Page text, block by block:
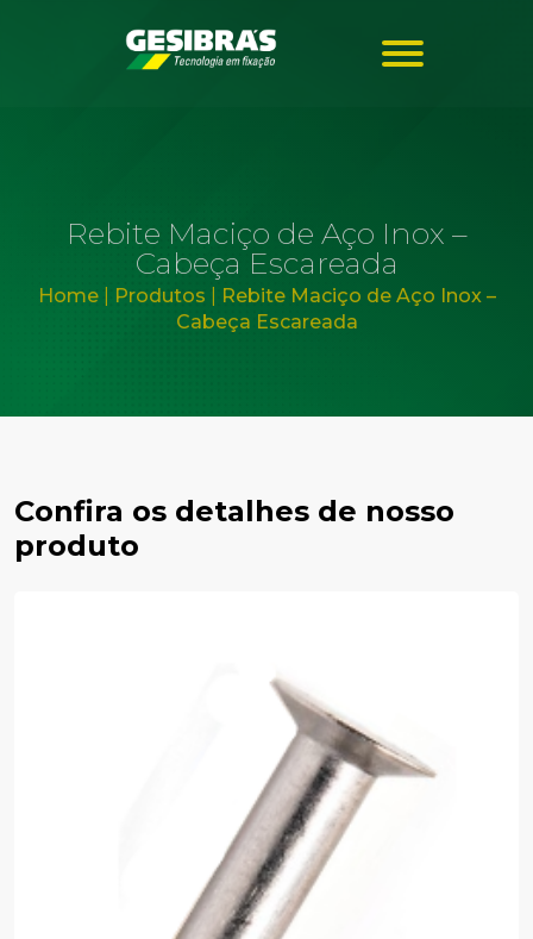
Rebite Maciço de Aço Inox –
Cabeça Escareada
Home| Produtos
Rebite Maciço de Aço Inox –
Cabeça Escareada
Confira os detalhes de nosso
produto